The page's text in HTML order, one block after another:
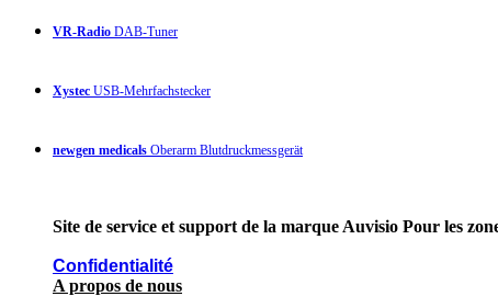
VR-Radio DAB-Tuner
Xystec USB-Mehrfachstecker
newgen medicals Oberarm Blutdruckmessgerät
Site de service et support de la marque Auvisio Pour les
Confidentialité
A propos de nous